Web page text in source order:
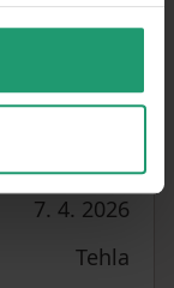
7. 4. 2026
Tehla